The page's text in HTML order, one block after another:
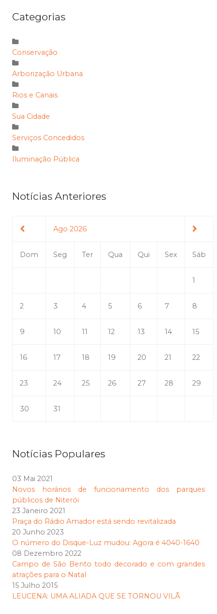
Categorias
Conservação
Arborização Urbana
Rios e Canais
Sua Cidade
Serviços Concedidos
Iluminação Pública
Notícias Anteriores
Ago 2026
Dom Seg Ter Qua Qui Sex Sáb
1
2 3 4 5 6 7 8
9 10 11 12 13 14 15
16 17 18 19 20 21 22
23 24 25 26 27 28 29
30 31
Notícias Populares
03 Mai 2021
Novos horários de funcionamento dos parques
públicos de Niterói
23 Janeiro 2021
Praça do Rádio Amador está sendo revitalizada
20 Junho 2023
O número do Disque-Luz mudou: Agora é 4040-1640
08 Dezembro 2022
Campo de São Bento todo decorado e com grandes
atrações para o Natal
15 Julho 2015
LEUCENA: UMA ALIADA QUE SE TORNOU VILÃ